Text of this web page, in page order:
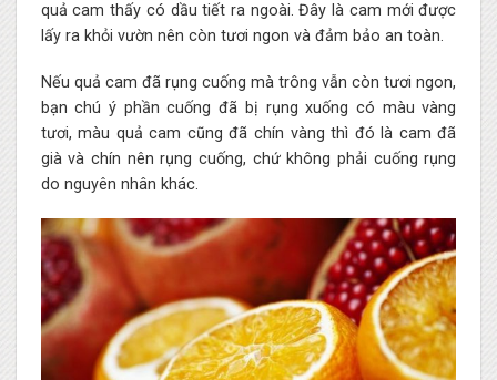
quả cam thấy có dầu tiết ra ngoài. Đây là cam mới được
lấy ra khỏi vườn nên còn tươi ngon và đảm bảo an toàn.
Nếu quả cam đã rụng cuống mà trông vẫn còn tươi ngon,
bạn chú ý phần cuống đã bị rụng xuống có màu vàng
tươi, màu quả cam cũng đã chín vàng thì đó là cam đã
già và chín nên rụng cuống, chứ không phải cuống rụng
do nguyên nhân khác.